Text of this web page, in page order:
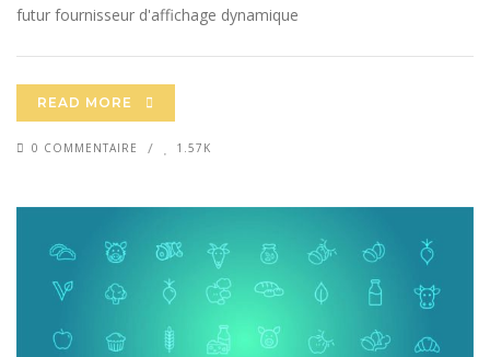
futur fournisseur d'affichage dynamique
READ MORE
0 COMMENTAIRE 1.57K